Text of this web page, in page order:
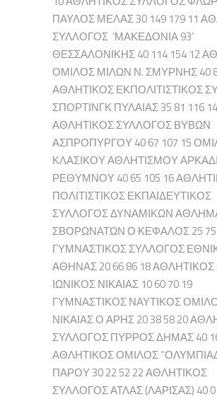
ΠΑΥΛΟΣ ΜΕΛΑΣ 30 149 179 11
ΣΥΛΛΟΓΟΣ ‘ΜΑΚΕΔΟΝΙΑ 93’
ΘΕΣΣΑΛΟΝΙΚΗΣ 40 114 154 12
ΟΜΙΛΟΣ ΜΙΛΩΝ Ν. ΣΜΥΡΝΗΣ 40
ΑΘΛΗΤΙΚΟΣ ΕΚΠΟΛΙΤΙΣΤΙΚΟΣ
ΣΠΟΡΤΙΝΓΚ ΠΥΛΑΙΑΣ 35 81 116 14
ΑΘΛΗΤΙΚΟΣ ΣΥΛΛΟΓΟΣ ΒΥΒΩΝ
ΑΣΠΡΟΠΥΡΓΟΥ 40 67 107 15
ΚΛΑΣΙΚΟΥ ΑΘΛΗΤΙΣΜΟΥ ΑΡΚΑΔΙ
ΡΕΘΥΜΝΟΥ 40 65 105 16
ΠΟΛΙΤΙΣΤΙΚΟΣ ΕΚΠΑΙΔΕΥΤΙΚΟΣ
ΣΥΛΛΟΓΟΣ ΔΥΝΑΜΙΚΩΝ
ΣΒΟΡΩΝΑΤΩΝ Ο ΚΕΦΑΛΟΣ 25 75
ΓΥΜΝΑΣΤΙΚΟΣ ΣΥΛΛΟΓΟΣ
ΑΘΗΝΑΣ 20 66 86 18
ΙΩΝΙΚΟΣ ΝΙΚΑΙΑΣ 10 60 70 19
ΓΥΜΝΑΣΤΙΚΟΣ ΝΑΥΤΙΚΟΣ
ΝΙΚΑΙΑΣ Ο ΑΡΗΣ 20 38 58 20
ΣΥΛΛΟΓΟΣ ΠΥΡΡΟΣ ΔΗΜΑΣ 40
ΑΘΛΗΤΙΚΟΣ ΟΜΙΛΟΣ
ΠΑΡΟΥ 30 22 52 22 ΑΘΛΗΤΙΚΟΣ
ΣΥΛΛΟΓΟΣ ΑΤΛΑΣ (ΛΑΡΙΣΑΣ) 40 0